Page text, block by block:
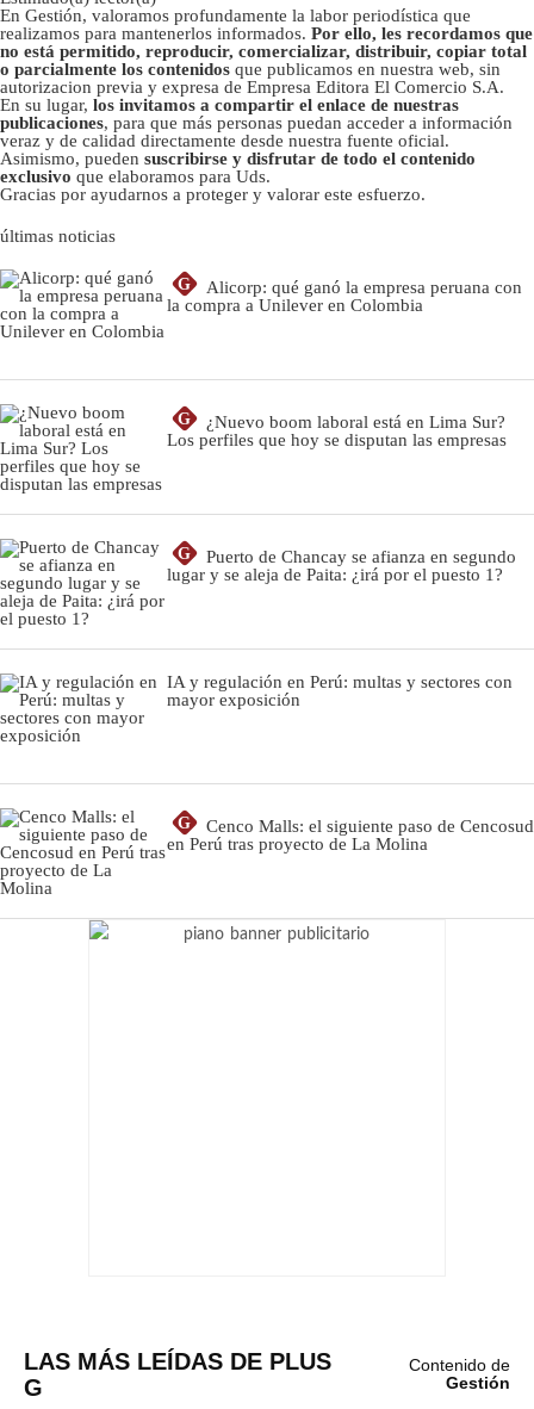
En Gestión, valoramos profundamente la labor periodística que
realizamos para mantenerlos informados. Por ello, les recordamos que
no está permitido, reproducir, comercializar, distribuir, copiar total
o parcialmente los contenidos que publicamos en nuestra web, sin
autorizacion previa y expresa de Empresa Editora El Comercio S.A.
En su lugar, los invitamos a compartir el enlace de nuestras
publicaciones, para que más personas puedan acceder a información
veraz y de calidad directamente desde nuestra fuente oficial.
Asimismo, pueden suscribirse y disfrutar de todo el contenido
exclusivo que elaboramos para Uds.
Gracias por ayudarnos a proteger y valorar este esfuerzo.
últimas noticias
G
Alicorp: qué ganó la empresa peruana con
la compra a Unilever en Colombia
G
¿Nuevo boom laboral está en Lima Sur?
Los perfiles que hoy se disputan las empresas
G
Puerto de Chancay se afianza en segundo
lugar y se aleja de Paita: ¿irá por el puesto 1?
IA y regulación en Perú: multas y sectores con
mayor exposición
G
Cenco Malls: el siguiente paso de Cencosud
en Perú tras proyecto de La Molina
LAS MÁS LEÍDAS DE PLUS
G
Contenido de
Gestión